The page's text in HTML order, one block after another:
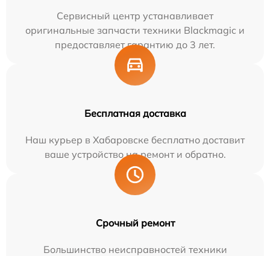
Сервисный центр устанавливает
оригинальные запчасти техники Blackmagic и
предоставляет гарантию до 3 лет.
Бесплатная доставка
Наш курьер в Хабаровске бесплатно доставит
ваше устройство на ремонт и обратно.
Срочный ремонт
Большинство неисправностей техники